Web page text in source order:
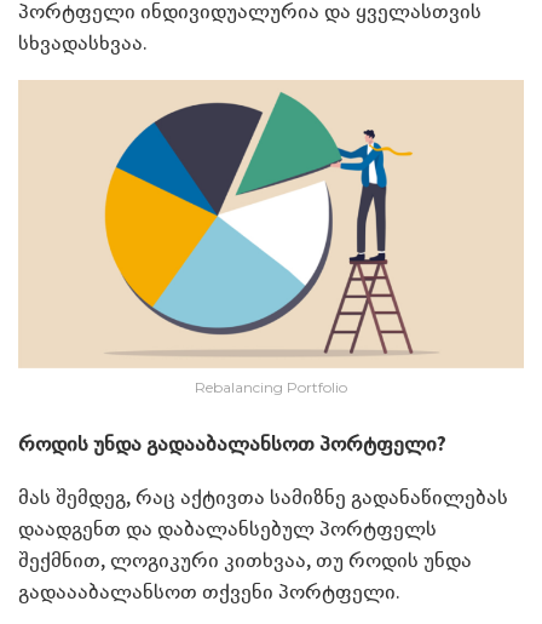
პორტფელი ინდივიდუალურია და ყველასთვის
სხვადასხვაა.
Rebalancing Portfolio
როდის უნდა გადააბალანსოთ პორტფელი?
მას შემდეგ, რაც აქტივთა სამიზნე გადანაწილებას
დაადგენთ და დაბალანსებულ პორტფელს
შექმნით, ლოგიკური კითხვაა, თუ როდის უნდა
გადაააბალანსოთ თქვენი პორტფელი.